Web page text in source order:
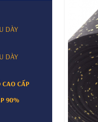
DÀY
DÀY
CAO CẤP
90%